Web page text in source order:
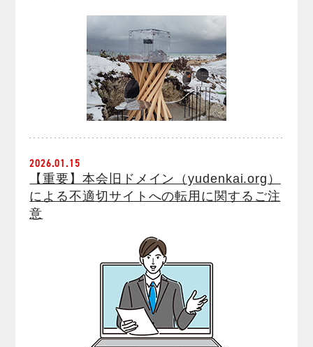
2026.01.15
【重要】本会旧ドメイン（yudenkai.org）
による不適切サイトへの転用に関するご注
意